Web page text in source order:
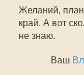
Желаний,
край. А вот
не знаю.
Ваш